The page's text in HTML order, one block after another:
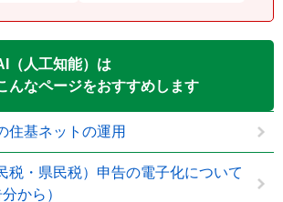
（人工知能）は
んなページをおすすめします
住基ネットの運用
税・県民税）申告の電子化について
から）